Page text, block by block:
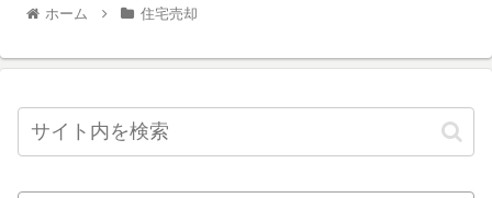
ホーム 住宅売却